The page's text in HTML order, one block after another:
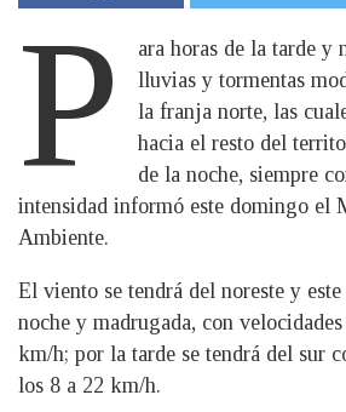
P
ara horas de la tarde y
lluvias y tormentas
la franja norte, las
hacia el resto del
de la noche, siempre
intensidad informó este domingo el
Ambiente.
El viento se tendrá del noreste y
noche y madrugada, con
km/h; por la tarde se tendrá del sur
los 8 a 22 km/h.